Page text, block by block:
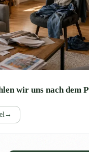
wir uns nach dem
→